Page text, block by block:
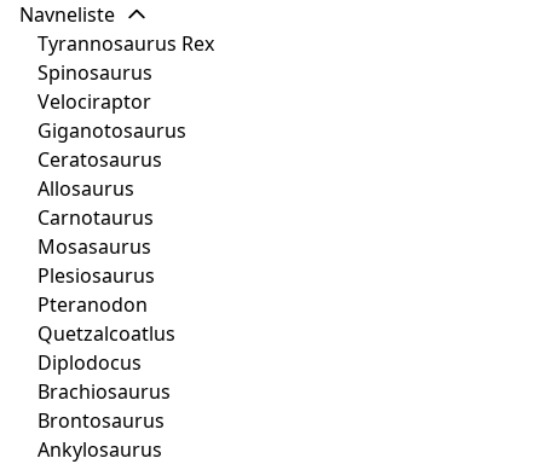
Navneliste
Tyrannosaurus Rex
Spinosaurus
Velociraptor
Giganotosaurus
Ceratosaurus
Allosaurus
Carnotaurus
Mosasaurus
Plesiosaurus
Pteranodon
Quetzalcoatlus
Diplodocus
Brachiosaurus
Brontosaurus
Ankylosaurus